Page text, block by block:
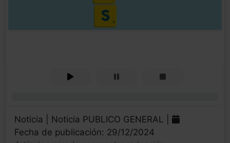
Noticia | Noticia PUBLICO GENERAL |
Fecha de publicación: 29/12/2024